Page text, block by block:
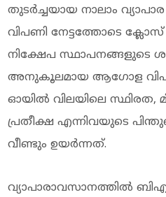
തുടർച്ചയായ നാലാം
വിപണി നേട്ടത്തോടെ
നിക്ഷേപ സ്ഥാപനങ്ങളുടെ
അനുകൂലമായ ആഗോള
ഓയിൽ വിലയിലെ
പ്രതീക്ഷ എന്നിവയുടെ
വീണ്ടും ഉയർന്നത്.
വ്യാപാരാവസാനത്തിൽ